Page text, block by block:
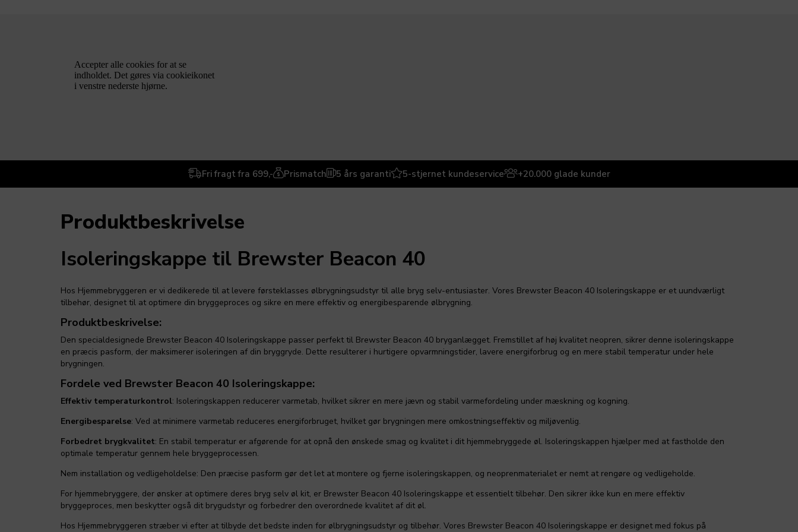
Fri fragt fra 699,- Prismatch 5 års garanti 5-stjernet kundeservice +20.000 glade kunder
Produktbeskrivelse
Isoleringskappe til Brewster Beacon 40
Hos Hjemmebryggeren er vi dedikerede til at levere førsteklasses ølbrygningsudstyr til alle bryg selv-entusiaster. Vores Brewster Beacon 40 Isoleringskappe er et uundværligt
tilbehør, designet til at optimere din bryggeproces og sikre en mere effektiv og energibesparende ølbrygning.
Produktbeskrivelse:
Den specialdesignede Brewster Beacon 40 Isoleringskappe passer perfekt til Brewster Beacon 40 bryganlægget. Fremstillet af høj kvalitet neopren, sikrer denne isoleringskappe
en præcis pasform, der maksimerer isoleringen af din bryggryde. Dette resulterer i hurtigere opvarmningstider, lavere energiforbrug og en mere stabil temperatur under hele
brygningen.
Fordele ved Brewster Beacon 40 Isoleringskappe:
Effektiv temperaturkontrol: Isoleringskappen reducerer varmetab, hvilket sikrer en mere jævn og stabil varmefordeling under mæskning og kogning.
Energibesparelse: Ved at minimere varmetab reduceres energiforbruget, hvilket gør brygningen mere omkostningseffektiv og miljøvenlig.
Forbedret brygkvalitet: En stabil temperatur er afgørende for at opnå den ønskede smag og kvalitet i dit hjemmebryggede øl. Isoleringskappen hjælper med at fastholde den
optimale temperatur gennem hele bryggeprocessen.
Nem installation og vedligeholdelse: Den præcise pasform gør det let at montere og fjerne isoleringskappen, og neoprenmaterialet er nemt at rengøre og vedligeholde.
For hjemmebryggere, der ønsker at optimere deres bryg selv øl kit, er Brewster Beacon 40 Isoleringskappe et essentielt tilbehør. Den sikrer ikke kun en mere effektiv
bryggeproces, men beskytter også dit brygudstyr og forbedrer den overordnede kvalitet af dit øl.
Hos Hjemmebryggeren stræber vi efter at tilbyde det bedste inden for ølbrygningsudstyr og tilbehør. Vores Brewster Beacon 40 Isoleringskappe er designet med fokus på